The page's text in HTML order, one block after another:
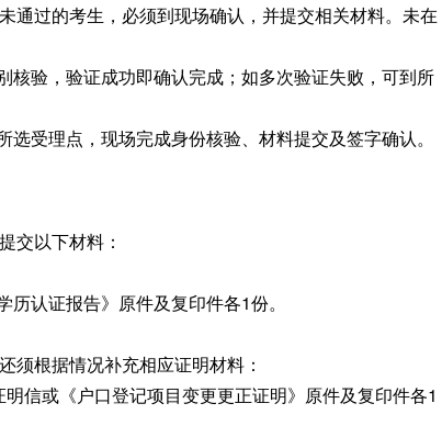
通过的考生，必须到现场确认，并提交相关材料。未在
验，验证成功即确认完成；如多次验证失败，可到所
受理点，现场完成身份核验、材料提交及签字确认。
交以下材料：
认证报告》原件及复印件各1份。
须根据情况补充相应证明材料：
信或《户口登记项目变更更正证明》原件及复印件各1